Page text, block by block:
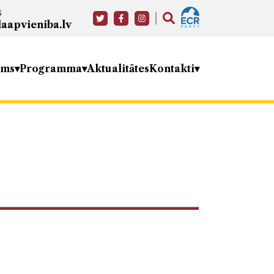
Programma AktualitātesKontakti